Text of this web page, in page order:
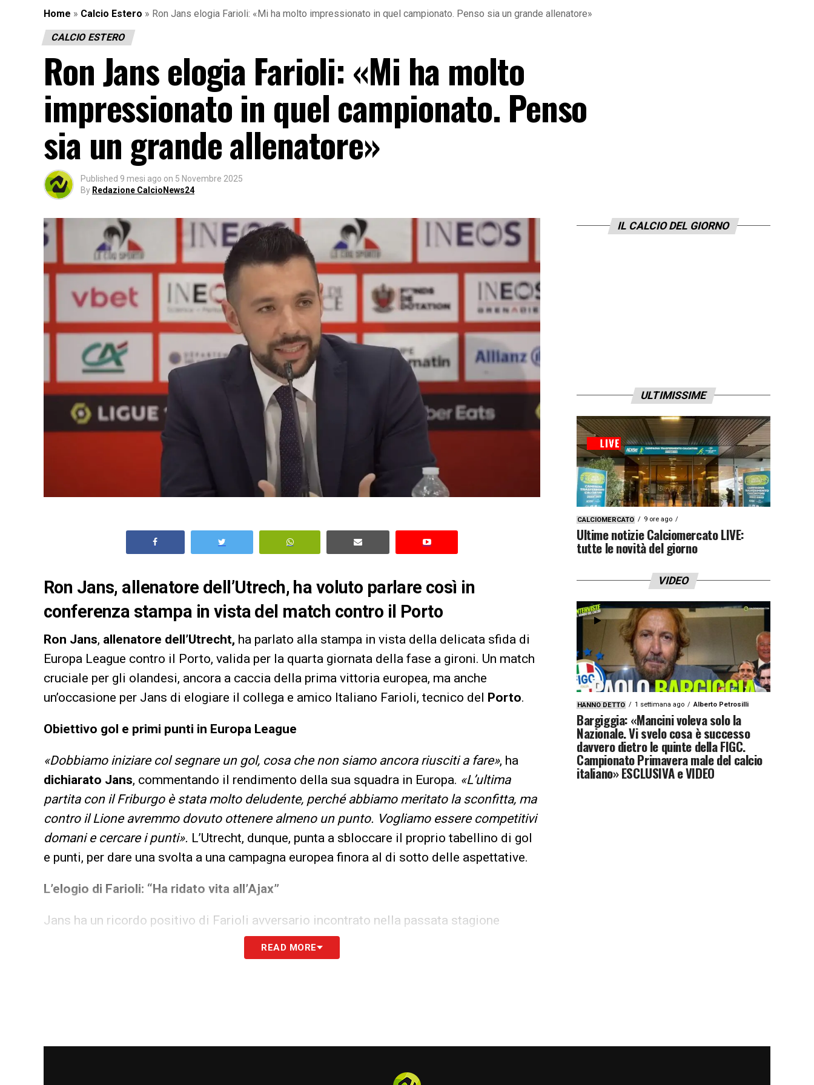
Home » Calcio Estero » Ron Jans elogia Farioli: «Mi ha molto impressionato in quel campionato. Penso sia un grande allenatore»
CALCIO ESTERO
Ron Jans elogia Farioli: «Mi ha molto
impressionato in quel campionato. Penso
sia un grande allenatore»
Published 9 mesi ago on 5 Novembre 2025
By Redazione CalcioNews24
Ron Jans, allenatore dell’Utrech, ha voluto parlare così in
conferenza stampa in vista del match contro il Porto
Ron Jans, allenatore dell’Utrecht, ha parlato alla stampa in vista della delicata sfida di
Europa League contro il Porto, valida per la quarta giornata della fase a gironi. Un match
cruciale per gli olandesi, ancora a caccia della prima vittoria europea, ma anche
un’occasione per Jans di elogiare il collega e amico Italiano Farioli, tecnico del Porto.
Obiettivo gol e primi punti in Europa League
«Dobbiamo iniziare col segnare un gol, cosa che non siamo ancora riusciti a fare», ha
dichiarato Jans, commentando il rendimento della sua squadra in Europa. «L’ultima
partita con il Friburgo è stata molto deludente, perché abbiamo meritato la sconfitta, ma
contro il Lione avremmo dovuto ottenere almeno un punto. Vogliamo essere competitivi
domani e cercare i punti». L’Utrecht, dunque, punta a sbloccare il proprio tabellino di gol
e punti, per dare una svolta a una campagna europea finora al di sotto delle aspettative.
L’elogio di Farioli: “Ha ridato vita all’Ajax”
Jans ha un ricordo positivo di Farioli avversario incontrato nella passata stagione
. «Spero di continuare con la mia imbattobiltà contro di lui. Ma il
campionato sono due partite, non è una grande base per trarre una conclusione. Spero
«Sono stato allenatore negli Stati Uniti e in Belgio e si sa che molte
READ MORE
IL CALCIO DEL GIORNO
ULTIMISSIME
CALCIOMERCATO 9 ore ago
Ultime notizie Calciomercato LIVE:
tutte le novità del giorno
VIDEO
HANNO DETTO 1 settimana ago Alberto Petrosilli
Bargiggia: «Mancini voleva solo la
Nazionale. Vi svelo cosa è successo
davvero dietro le quinte della FIGC.
Campionato Primavera male del calcio
italiano» ESCLUSIVA e VIDEO